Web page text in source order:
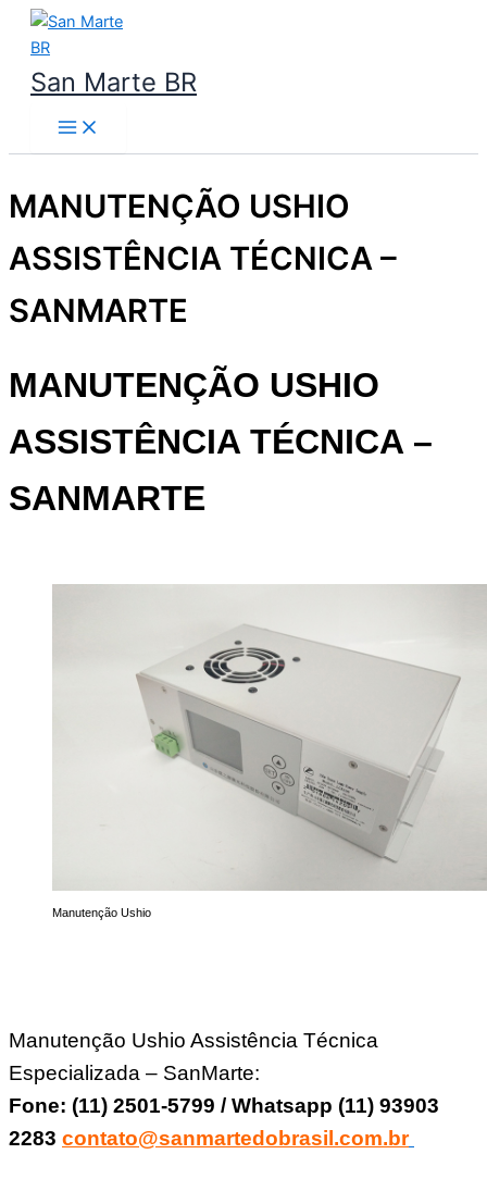
para
conteúdo
San Marte BR
MANUTENÇÃO USHIO
ASSISTÊNCIA TÉCNICA –
SANMARTE
MANUTENÇÃO USHIO
ASSISTÊNCIA TÉCNICA –
SANMARTE
Manutenção Ushio
Manutenção Ushio Assistência Técnica
Especializada – SanMarte:
Fone: (11) 2501-5799 / Whatsapp (11) 93903
2283 contato@sanmartedobrasil.com.br